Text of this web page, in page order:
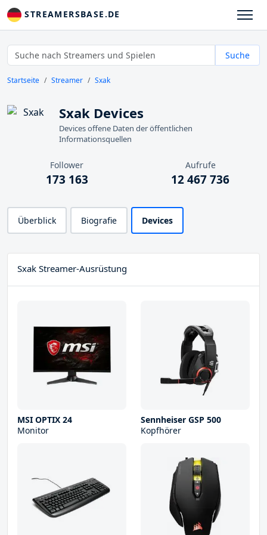
STREAMERSBASE.DE
Suche
Startseite Streamer Sxak
Sxak Devices
Devices offene Daten der öffentlichen
Informationsquellen
Follower
173 163
Aufrufe
12 467 736
Überblick Biografie Devices
Sxak Streamer-Ausrüstung
MSI OPTIX 24
Monitor
Sennheiser GSP 500
Kopfhörer